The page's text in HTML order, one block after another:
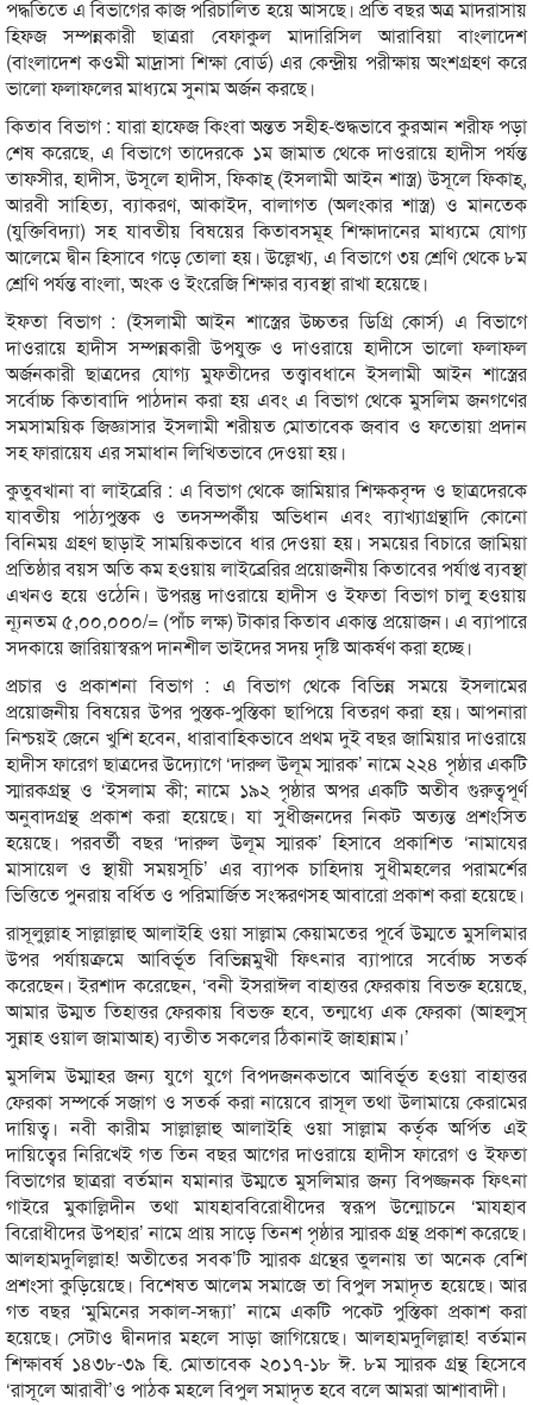
পদ্ধতিতে এ বিভাগের কাজ পরিচালিত হয়ে আসছে। প্রতি বছর অত্র মাদরাসায়
হিফজ সম্পন্নকারী ছাত্ররা বেফাকুল মাদারিসিল আরাবিয়া বাংলাদেশ
(বাংলাদেশ কওমী মাদ্রাসা শিক্ষা বোর্ড) এর কেন্দ্রীয় পরীক্ষায় অংশগ্রহণ করে
ভালো ফলাফলের মাধ্যমে সুনাম অর্জন করছে।
কিতাব বিভাগ : যারা হাফেজ কিংবা অন্তত সহীহ-শুদ্ধভাবে কুরআন শরীফ পড়া
শেষ করেছে, এ বিভাগে তাদেরকে ১ম জামাত থেকে দাওরায়ে হাদীস পর্যন্ত
তাফসীর, হাদীস, উসূলে হাদীস, ফিকাহ্ (ইসলামী আইন শাস্ত্র) উসূলে ফিকাহ্,
আরবী সাহিত্য, ব্যাকরণ, আকাইদ, বালাগত (অলংকার শাস্ত্র) ও মানতেক
(যুক্তিবিদ্যা) সহ যাবতীয় বিষয়ের কিতাবসমূহ শিক্ষাদানের মাধ্যমে যোগ্য
আলেমে দ্বীন হিসাবে গড়ে তোলা হয়। উল্লেখ্য, এ বিভাগে ৩য় শ্রেণি থেকে ৮ম
শ্রেণি পর্যন্ত বাংলা, অংক ও ইংরেজি শিক্ষার ব্যবস্থা রাখা হয়েছে।
ইফতা বিভাগ : (ইসলামী আইন শাস্ত্রের উচ্চতর ডিগ্রি কোর্স) এ বিভাগে
দাওরায়ে হাদীস সম্পন্নকারী উপযুক্ত ও দাওরায়ে হাদীসে ভালো ফলাফল
অর্জনকারী ছাত্রদের যোগ্য মুফতীদের তত্ত্বাবধানে ইসলামী আইন শাস্ত্রের
সর্বোচ্চ কিতাবাদি পাঠদান করা হয় এবং এ বিভাগ থেকে মুসলিম জনগণের
সমসাময়িক জিজ্ঞাসার ইসলামী শরীয়ত মোতাবেক জবাব ও ফতোয়া প্রদান
সহ ফারায়েয এর সমাধান লিখিতভাবে দেওয়া হয়।
কুতুবখানা বা লাইব্রেরি : এ বিভাগ থেকে জামিয়ার শিক্ষকবৃন্দ ও ছাত্রদেরকে
যাবতীয় পাঠ্যপুস্তক ও তদসম্পর্কীয় অভিধান এবং ব্যাখ্যাগ্রন্থাদি কোনো
বিনিময় গ্রহণ ছাড়াই সাময়িকভাবে ধার দেওয়া হয়। সময়ের বিচারে জামিয়া
প্রতিষ্ঠার বয়স অতি কম হওয়ায় লাইব্রেরির প্রয়োজনীয় কিতাবের পর্যাপ্ত ব্যবস্থা
এখনও হয়ে ওঠেনি। উপরন্তু দাওরায়ে হাদীস ও ইফতা বিভাগ চালু হওয়ায়
ন্যূনতম ৫,০০,০০০/= (পাঁচ লক্ষ) টাকার কিতাব একান্ত প্রয়োজন। এ ব্যাপারে
সদকায়ে জারিয়াস্বরূপ দানশীল ভাইদের সদয় দৃষ্টি আকর্ষণ করা হচ্ছে।
প্রচার ও প্রকাশনা বিভাগ : এ বিভাগ থেকে বিভিন্ন সময়ে ইসলামের
প্রয়োজনীয় বিষয়ের উপর পুস্তক-পুস্তিকা ছাপিয়ে বিতরণ করা হয়। আপনারা
নিশ্চয়ই জেনে খুশি হবেন, ধারাবাহিকভাবে প্রথম দুই বছর জামিয়ার দাওরায়ে
হাদীস ফারেগ ছাত্রদের উদ্যোগে ‘দারুল উলূম স্মারক’ নামে ২২৪ পৃষ্ঠার একটি
স্মারকগ্রন্থ ও ‘ইসলাম কী; নামে ১৯২ পৃষ্ঠার অপর একটি অতীব গুরুত্বপূর্ণ
অনুবাদগ্রন্থ প্রকাশ করা হয়েছে। যা সুধীজনদের নিকট অত্যন্ত প্রশংসিত
হয়েছে। পরবর্তী বছর ‘দারুল উলূম স্মারক’ হিসাবে প্রকাশিত ‘নামাযের
মাসায়েল ও স্থায়ী সময়সূচি’ এর ব্যাপক চাহিদায় সুধীমহলের পরামর্শের
ভিত্তিতে পুনরায় বর্ধিত ও পরিমার্জিত সংস্করণসহ আবারো প্রকাশ করা হয়েছে।
রাসূলুল্লাহ সাল্লাল্লাহু আলাইহি ওয়া সাল্লাম কেয়ামতের পূর্বে উম্মতে মুসলিমার
উপর পর্যায়ক্রমে আবির্ভূত বিভিন্নমুখী ফিৎনার ব্যাপারে সর্বোচ্চ সতর্ক
করেছেন। ইরশাদ করেছেন, ‘বনী ইসরাঈল বাহাত্তর ফেরকায় বিভক্ত হয়েছে,
আমার উম্মত তিহাত্তর ফেরকায় বিভক্ত হবে, তন্মধ্যে এক ফেরকা (আহলুস্
সুন্নাহ ওয়াল জামাআহ) ব্যতীত সকলের ঠিকানাই জাহান্নাম।’
মুসলিম উম্মাহর জন্য যুগে যুগে বিপদজনকভাবে আবির্ভূত হওয়া বাহাত্তর
ফেরকা সম্পর্কে সজাগ ও সতর্ক করা নায়েবে রাসূল তথা উলামায়ে কেরামের
দায়িত্ব। নবী কারীম সাল্লাল্লাহু আলাইহি ওয়া সাল্লাম কর্তৃক অর্পিত এই
দায়িত্বের নিরিখেই গত তিন বছর আগের দাওরায়ে হাদীস ফারেগ ও ইফতা
বিভাগের ছাত্ররা বর্তমান যমানার উম্মতে মুসলিমার জন্য বিপজ্জনক ফিৎনা
গাইরে মুকাল্লিদীন তথা মাযহাববিরোধীদের স্বরূপ উন্মোচনে ‘মাযহাব
বিরোধীদের উপহার’ নামে প্রায় সাড়ে তিনশ পৃষ্ঠার স্মারক গ্রন্থ প্রকাশ করেছে।
আলহামদুলিল্লাহ! অতীতের সবক’টি স্মারক গ্রন্থের তুলনায় তা অনেক বেশি
প্রশংসা কুড়িয়েছে। বিশেষত আলেম সমাজে তা বিপুল সমাদৃত হয়েছে। আর
গত বছর ‘মুমিনের সকাল-সন্ধ্যা’ নামে একটি পকেট পুস্তিকা প্রকাশ করা
হয়েছে। সেটাও দ্বীনদার মহলে সাড়া জাগিয়েছে। আলহামদুলিল্লাহ! বর্তমান
শিক্ষাবর্ষ ১৪৩৮-৩৯ হি. মোতাবেক ২০১৭-১৮ ঈ. ৮ম স্মারক গ্রন্থ হিসেবে
‘রাসূলে আরাবী’ও পাঠক মহলে বিপুল সমাদৃত হবে বলে আমরা আশাবাদী।